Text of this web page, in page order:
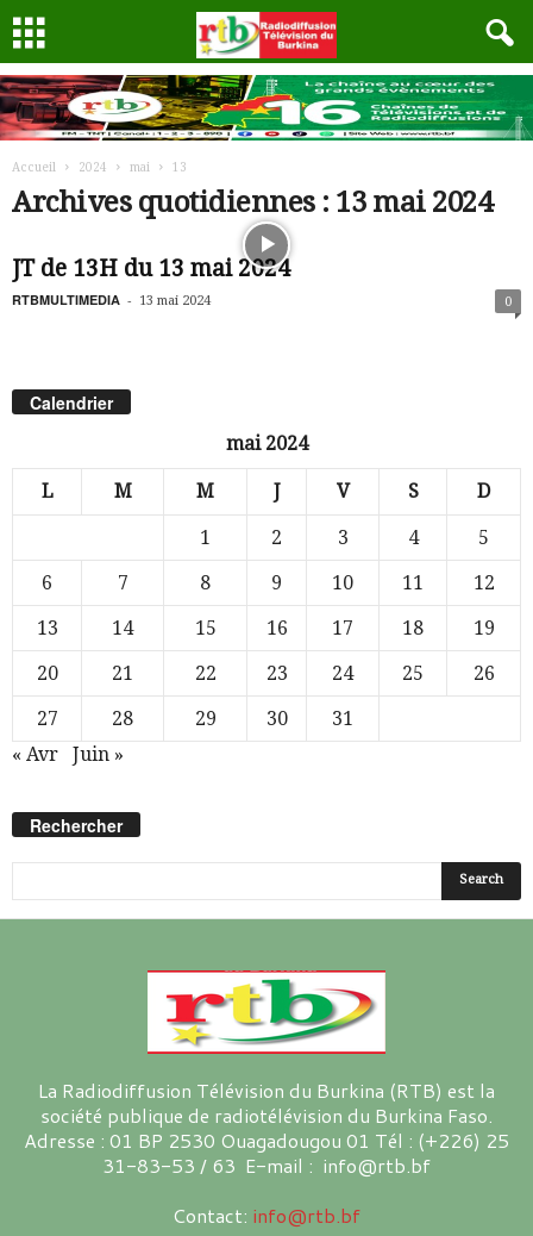
Accueil 2024 mai 13
Archives quotidiennes : 13 mai 2024
JT de 13H du 13 mai 2024
RTBMULTIMEDIA - 13 mai 2024 0
Calendrier
mai 2024
L M M J V S D
1 2 3 4
5
6
7 8 9 10 11
12
13
14 15 16 17 18
19
20
21 22 23 24 25
26
27
28 29 30
31
« Avr
Juin »
Rechercher
La Radiodiffusion Télévision du Burkina (RTB) est la
société publique de radiotélévision du Burkina Faso.
Adresse : 01 BP 2530 Ouagadougou 01 Tél : (+226) 25
31-83-53 / 63 E-mail : info@rtb.bf
Contact: info@rtb.bf